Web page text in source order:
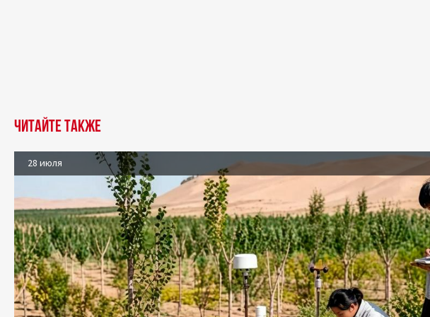
Читайте также
28 июля